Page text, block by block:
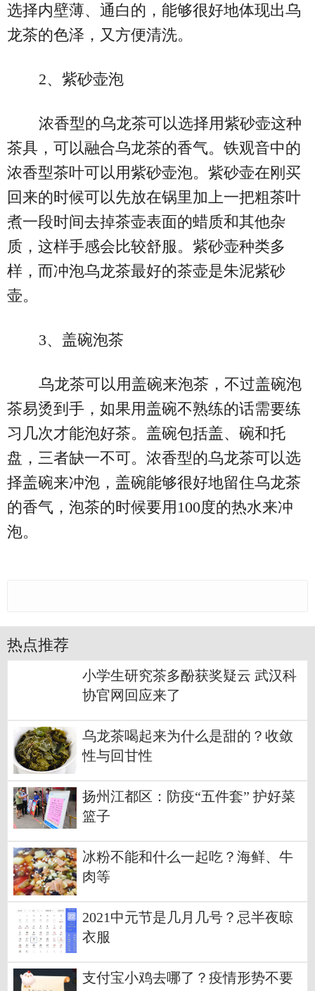
选择内壁薄、通白的，能够很好地体现出乌
龙茶的色泽，又方便清洗。
2、紫砂壶泡
浓香型的乌龙茶可以选择用紫砂壶这种
茶具，可以融合乌龙茶的香气。铁观音中的
浓香型茶叶可以用紫砂壶泡。紫砂壶在刚买
回来的时候可以先放在锅里加上一把粗茶叶
煮一段时间去掉茶壶表面的蜡质和其他杂
质，这样手感会比较舒服。紫砂壶种类多
样，而冲泡乌龙茶最好的茶壶是朱泥紫砂
壶。
3、盖碗泡茶
乌龙茶可以用盖碗来泡茶，不过盖碗泡
茶易烫到手，如果用盖碗不熟练的话需要练
习几次才能泡好茶。盖碗包括盖、碗和托
盘，三者缺一不可。浓香型的乌龙茶可以选
择盖碗来冲泡，盖碗能够很好地留住乌龙茶
的香气，泡茶的时候要用100度的热水来冲
泡。
热点推荐
小学生研究茶多酚获奖疑云 武汉科
协官网回应来了
乌龙茶喝起来为什么是甜的？收敛
性与回甘性
扬州江都区：防疫“五件套” 护好菜
篮子
冰粉不能和什么一起吃？海鲜、牛
肉等
2021中元节是几月几号？忌半夜晾
衣服
支付宝小鸡去哪了？疫情形势不要